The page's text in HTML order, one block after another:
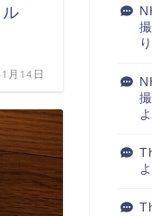
月14日
り